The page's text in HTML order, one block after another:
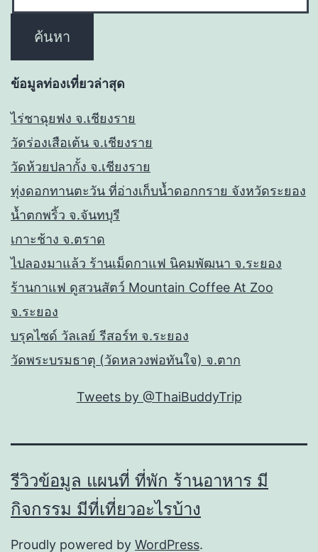
ข้อมูลท่องเที่ยวล่าสุด
ไร่ชาฉุยฟง จ.เชียงราย
วัดร่องเสือเต้น จ.เชียงราย
วัดห้วยปลากั้ง จ.เชียงราย
ทุ่งดอกทานตะวัน ที่อ่างเก็บน้ำดอกกราย จังหวัดระยอง
น้ำตกพริ้ว จ.จันทบุรี
เกาะช้าง จ.ตราด
ไปลองมาแล้ว ร้านเม็ดกาแฟ นิคมพัฒนา จ.ระยอง
ร้านกาแฟ ดูสวนสัตว์ Mountain Coffee At Zoo
จ.ระยอง
บรุคไซด์ วัลเลย์ รีสอร์ท จ.ระยอง
วัดพระบรมธาตุ (วัดหลวงพ่อทันใจ) จ.ตาก
Tweets by @ThaiBuddyTrip
รีวิวข้อมูล แผนที่ ที่พัก ร้านอาหาร มี
กิจกรรม มีที่เที่ยวอะไรบ้าง
Proudly powered by WordPress.